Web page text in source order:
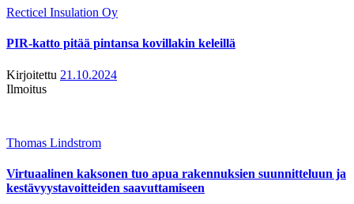
Recticel Insulation Oy
PIR-katto pitää pintansa kovillakin keleillä
Kirjoitettu 21.10.2024
Ilmoitus
Thomas Lindstrom
Virtuaalinen kaksonen tuo apua rakennuksien suunnitteluun ja
kestävyystavoitteiden saavuttamiseen